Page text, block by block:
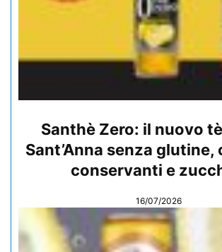
Santhè Zero: il nuovo
Sant’Anna senza
conservanti e
16/07/2026